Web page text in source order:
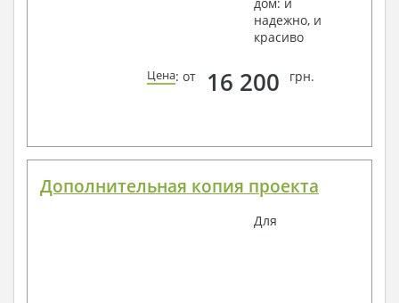
дом: и
надежно, и
красиво
Цена: от 16 200 грн.
Дополнительная копия проекта
Для